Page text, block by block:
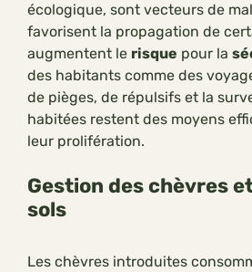
écologique, sont vecteurs de
favorisent la propagation de
augmentent le risque pour la
des habitants comme des
de pièges, de répulsifs et la
habitées restent des moyens
leur prolifération.
Gestion des chèvres
sols
Les chèvres introduites